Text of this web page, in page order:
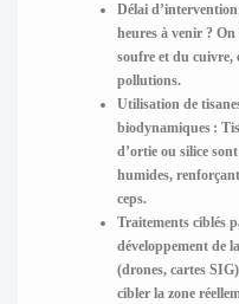
Délai d’intervention
heures à venir ? On
soufre et du cuivre,
pollutions.
Utilisation de
biodynamiques :
d’ortie ou silice
humides,
ceps.
Traitements ciblés
développement de
(drones, cartes
cibler la zone